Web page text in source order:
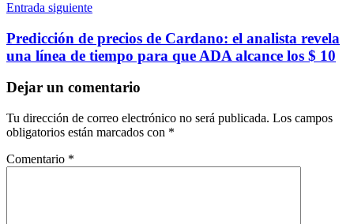
Entrada siguiente
Predicción de precios de Cardano: el analista revela
una línea de tiempo para que ADA alcance los $ 10
Dejar un comentario
Tu dirección de correo electrónico no será publicada. Los campos
obligatorios están marcados con *
Comentario *